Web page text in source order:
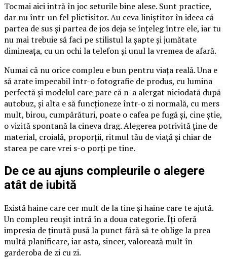
Tocmai aici intră în joc seturile bine alese. Sunt practice,
dar nu într-un fel plictisitor. Au ceva liniștitor în ideea că
partea de sus și partea de jos deja se înțeleg între ele, iar tu
nu mai trebuie să faci pe stilistul la șapte și jumătate
dimineața, cu un ochi la telefon și unul la vremea de afară.
Numai că nu orice compleu e bun pentru viața reală. Una e
să arate impecabil într-o fotografie de produs, cu lumina
perfectă și modelul care pare că n-a alergat niciodată după
autobuz, și alta e să funcționeze într-o zi normală, cu mers
mult, birou, cumpărături, poate o cafea pe fugă și, cine știe,
o vizită spontană la cineva drag. Alegerea potrivită ține de
material, croială, proporții, ritmul tău de viață și chiar de
starea pe care vrei s-o porți pe tine.
De ce au ajuns compleurile o alegere
atât de iubită
Există haine care cer mult de la tine și haine care te ajută.
Un compleu reușit intră în a doua categorie. Îți oferă
impresia de ținută pusă la punct fără să te oblige la prea
multă planificare, iar asta, sincer, valorează mult în
garderoba de zi cu zi.